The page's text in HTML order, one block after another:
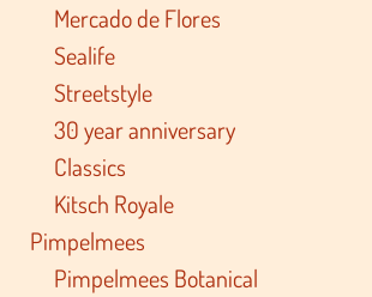
Mercado de Flores
Sealife
Streetstyle
30 year anniversary
Classics
Kitsch Royale
Pimpelmees
Pimpelmees Botanical